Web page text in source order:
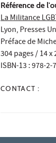
Référence de
La Militance
Lyon, Presses
Préface de
304 pages / 14 x
ISBN-13 : 978-
CONTACT :